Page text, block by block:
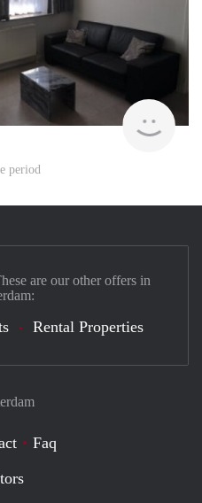
period
Faq
are our other offers in
Rental Properties